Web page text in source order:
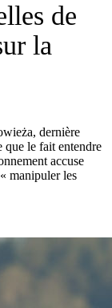
de
la
dernière
que le fait entendre
accuse
manipuler les